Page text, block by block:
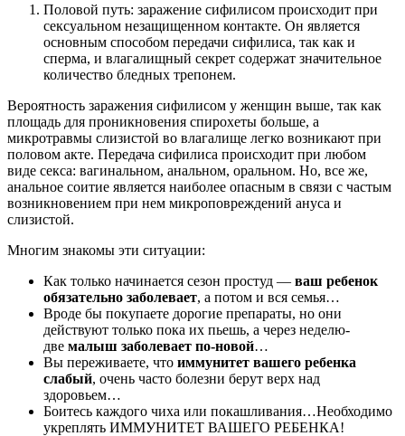
Половой путь: заражение сифилисом происходит при
сексуальном незащищенном контакте. Он является
основным способом передачи сифилиса, так как и
сперма, и влагалищный секрет содержат значительное
количество бледных трепонем.
Вероятность заражения сифилисом у женщин выше, так как
площадь для проникновения спирохеты больше, а
микротравмы слизистой во влагалище легко возникают при
половом акте. Передача сифилиса происходит при любом
виде секса: вагинальном, анальном, оральном. Но, все же,
анальное соитие является наиболее опасным в связи с частым
возникновением при нем микроповреждений ануса и
слизистой.
Многим знакомы эти ситуации:
Как только начинается сезон простуд — ваш ребенок
обязательно заболевает, а потом и вся семья…
Вроде бы покупаете дорогие препараты, но они
действуют только пока их пьешь, а через неделю-
две малыш заболевает по-новой…
Вы переживаете, что иммунитет вашего ребенка
слабый, очень часто болезни берут верх над
здоровьем…
Боитесь каждого чиха или покашливания…Необходимо
укреплять ИММУНИТЕТ ВАШЕГО РЕБЕНКА!